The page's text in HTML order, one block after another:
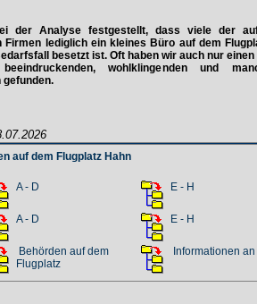
der Analyse festgestellt, dass viele der
Firmen lediglich ein kleines Büro auf dem
besetzt ist. Oft haben wir auch nur
wohlklingenden und
gefunden.
auf dem Flugplatz Hahn
A - D E - H
A - D E - H
Behörden auf dem
Flugplatz
Informationen an